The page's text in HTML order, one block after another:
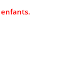
enfants.